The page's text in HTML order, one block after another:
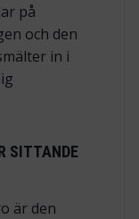
på
och den
in i
SITTANDE
är den